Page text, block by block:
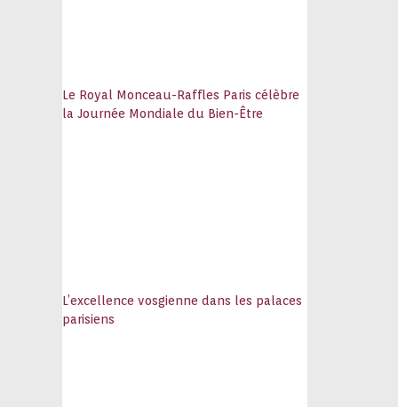
Le Royal Monceau-Raffles Paris célèbre
la Journée Mondiale du Bien-Être
L’excellence vosgienne dans les palaces
parisiens